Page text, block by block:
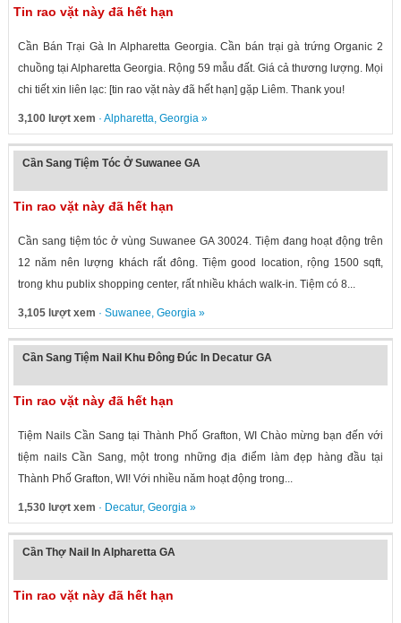
Tin rao vặt này đã hết hạn
Cần Bán Trại Gà In Alpharetta Georgia. Cần bán trại gà trứng Organic 2
chuồng tại Alpharetta Georgia. Rộng 59 mẫu đất. Giá cả thương lượng. Mọi
chi tiết xin liên lạc: [tin rao vặt này đã hết hạn] gặp Liêm. Thank you!
3,100 lượt xem · Alpharetta, Georgia»
Cần Sang Tiệm Tóc Ở Suwanee GA
Tin rao vặt này đã hết hạn
Cần sang tiệm tóc ở vùng Suwanee GA 30024. Tiệm đang hoạt động trên
12 năm nên lượng khách rất đông. Tiệm good location, rộng 1500 sqft,
trong khu publix shopping center, rất nhiều khách walk-in. Tiệm có 8...
3,105 lượt xem · Suwanee, Georgia»
Cần Sang Tiệm Nail Khu Đông Đúc In Decatur GA
Tin rao vặt này đã hết hạn
Tiệm Nails Cần Sang tại Thành Phố Grafton, WI Chào mừng bạn đến với
tiệm nails Cần Sang, một trong những địa điểm làm đẹp hàng đầu tại
Thành Phố Grafton, WI! Với nhiều năm hoạt động trong...
1,530 lượt xem · Decatur, Georgia»
Cần Thợ Nail In Alpharetta GA
Tin rao vặt này đã hết hạn